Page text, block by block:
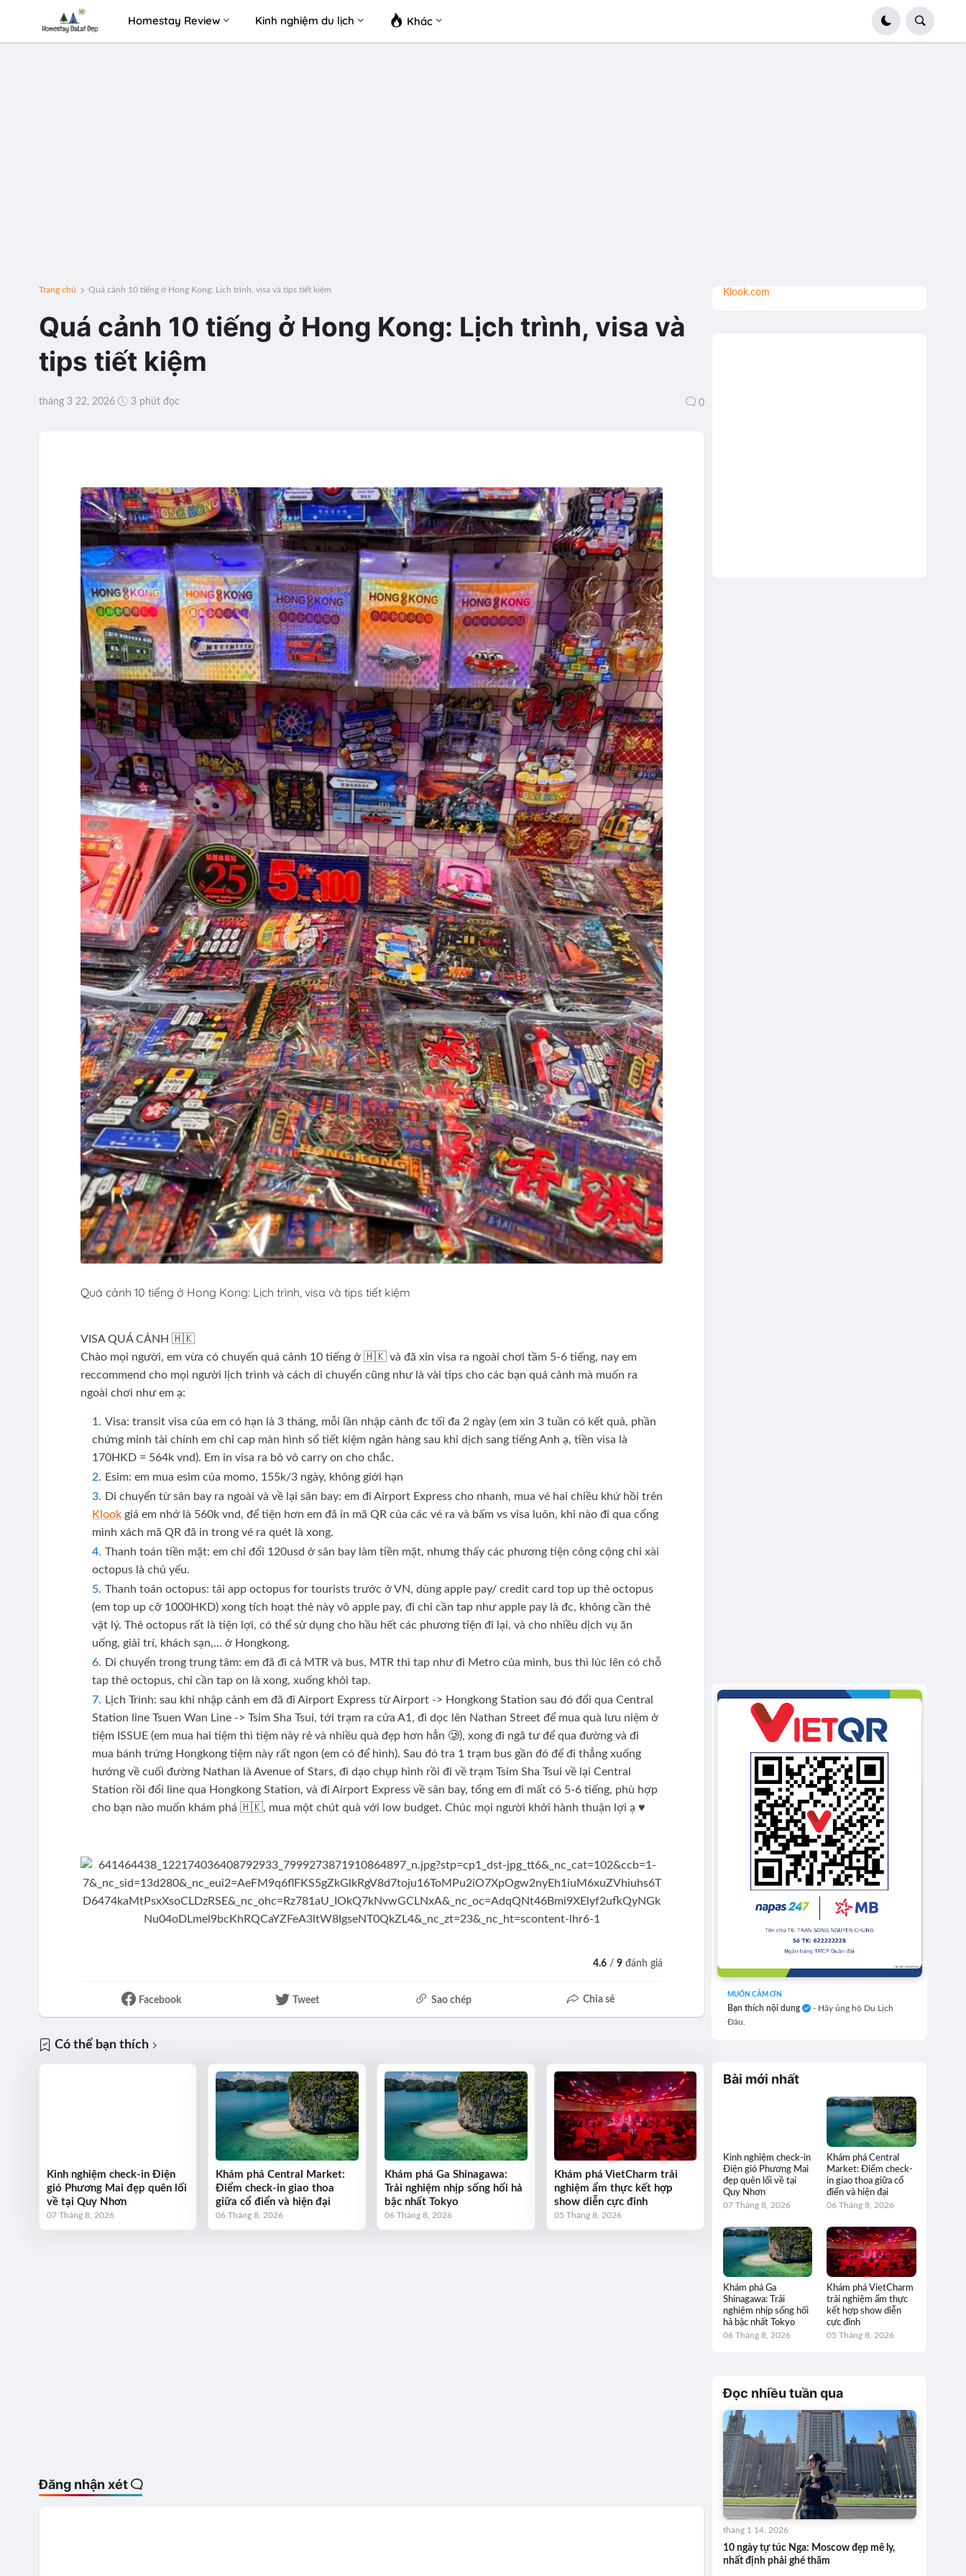
Homestay Review Kinh nghiệm du lịch Khác
Trang chủ Quá cảnh 10 tiếng ở Hong Kong: Lịch trình, visa và tips tiết kiệm
Quá cảnh 10 tiếng ở Hong Kong: Lịch trình, visa và
tips tiết kiệm
tháng 3 22, 2026 3 phút đọc 0
Quá cảnh 10 tiếng ở Hong Kong: Lịch trình, visa và tips tiết kiệm
VISA QUÁ CẢNH 🇭🇰
Chào mọi người, em vừa có chuyến quá cảnh 10 tiếng ở 🇭🇰 và đã xin visa ra ngoài chơi tầm 5-6 tiếng, nay em
reccommend cho mọi người lịch trình và cách di chuyển cũng như là vài tips cho các bạn quá cảnh mà muốn ra
ngoài chơi như em ạ:
Visa: transit visa của em có hạn là 3 tháng, mỗi lần nhập cảnh đc tối đa 2 ngày (em xin 3 tuần có kết quả, phần
chứng minh tài chính em chỉ cap màn hình sổ tiết kiệm ngân hàng sau khi dịch sang tiếng Anh ạ, tiền visa là
170HKD = 564k vnd). Em in visa ra bỏ vô carry on cho chắc.
Esim: em mua esim của momo, 155k/3 ngày, không giới hạn
Di chuyển từ sân bay ra ngoài và về lại sân bay: em đi Airport Express cho nhanh, mua vé hai chiều khứ hồi trên
Klookgiá em nhớ là 560k vnd, để tiện hơn em đã in mã QR của các vé ra và bấm vs visa luôn, khi nào đi qua cổng
mình xách mã QR đã in trong vé ra quét là xong.
Thanh toán tiền mặt: em chỉ đổi 120usd ở sân bay làm tiền mặt, nhưng thấy các phương tiện công cộng chỉ xài
octopus là chủ yếu.
Thanh toán octopus: tải app octopus for tourists trước ở VN, dùng apple pay/ credit card top up thẻ octopus
(em top up cỡ 1000HKD) xong tích hoạt thẻ này vô apple pay, đi chỉ cần tap như apple pay là đc, không cần thẻ
vật lý. Thẻ octopus rất là tiện lợi, có thể sử dụng cho hầu hết các phương tiện đi lại, và cho nhiều dịch vụ ăn
uống, giải trí, khách sạn,... ở Hongkong.
Di chuyển trong trung tâm: em đã đi cả MTR và bus, MTR thì tap như đi Metro của mình, bus thì lúc lên có chỗ
tap thẻ octopus, chỉ cần tap on là xong, xuống khỏi tap.
Lịch Trình: sau khi nhập cảnh em đã đi Airport Express từ Airport -> Hongkong Station sau đó đổi qua Central
Station line Tsuen Wan Line -> Tsim Sha Tsui, tới trạm ra cửa A1, đi dọc lên Nathan Street để mua quà lưu niệm ở
tiệm ISSUE (em mua hai tiệm thì tiệm này rẻ và nhiều quà đẹp hơn hẳn 🥲), xong đi ngã tư để qua đường và đi
mua bánh trứng Hongkong tiệm này rất ngon (em có để hình). Sau đó tra 1 trạm bus gần đó để đi thẳng xuống
hướng về cuối đường Nathan là Avenue of Stars, đi dạo chụp hình rồi đi về trạm Tsim Sha Tsui về lại Central
Station rồi đổi line qua Hongkong Station, và đi Airport Express về sân bay, tổng em đi mất có 5-6 tiếng, phù hợp
cho bạn nào muốn khám phá 🇭🇰, mua một chút quà với low budget. Chúc mọi người khởi hành thuận lợi ạ ♥️
4.6 /9 đánh giá
Facebook Tweet Sao chép Chia sẻ
Có thể bạn thích
Kinh nghiệm check-in Điện
gió Phương Mai đẹp quên lối
về tại Quy Nhơn
07 Tháng 8, 2026
Khám phá Central Market:
Điểm check-in giao thoa
giữa cổ điển và hiện đại
06 Tháng 8, 2026
Khám phá Ga Shinagawa:
Trải nghiệm nhịp sống hối hả
bậc nhất Tokyo
06 Tháng 8, 2026
Khám phá VietCharm trải
nghiệm ẩm thực kết hợp
show diễn cực đỉnh
05 Tháng 8, 2026
Đăng nhận xét
Klook.com
MUỐN CẢM ƠN
Bạn thích nội dung
- Hãy ủng hộ Du Lịch
Đâu.
Bài mới nhất
Kinh nghiệm check-in
Điện gió Phương Mai
đẹp quên lối về tại
Quy Nhơn
07 Tháng 8, 2026
Khám phá Central
Market: Điểm check-
in giao thoa giữa cổ
điển và hiện đại
06 Tháng 8, 2026
Khám phá Ga
Shinagawa: Trải
nghiệm nhịp sống hối
hả bậc nhất Tokyo
06 Tháng 8, 2026
Khám phá VietCharm
trải nghiệm ẩm thực
kết hợp show diễn
cực đỉnh
05 Tháng 8, 2026
Đọc nhiều tuần qua
10 ngày tự túc Nga: Moscow đẹp mê ly,
nhất định phải ghé thăm
tháng 1 14, 2026